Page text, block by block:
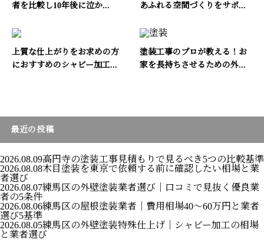
者を比較し10年後に泣か...
あふれる空間づくりをサポ...
上質な仕上がりをお求めの方
におすすめのシャビー加工...
塗装工事のプロが教える！お
家を長持ちさせるための外...
最近の投稿
2026.08.09高円寺の塗装工事見積もりで見るべき5つの比較基準
2026.08.08木目塗装を東京で依頼する前に確認したい相場と業
者選び
2026.08.07練馬区の外壁塗装業者選び｜口コミで見抜く優良業
者の5条件
2026.08.06練馬区の屋根塗装業者｜費用相場40〜60万円と業者
選び5基準
2026.08.05練馬区の外壁塗装特殊仕上げ｜シャビー加工の相場
と業者選び